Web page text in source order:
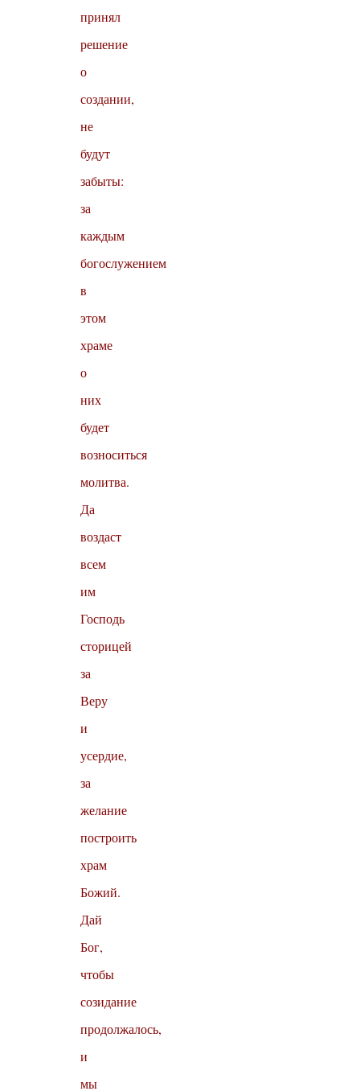
принял
решение
о
создании,
не
будут
забыты:
за
каждым
богослужением
в
этом
храме
о
них
будет
возноситься
молитва.
Да
воздаст
всем
им
Господь
сторицей
за
Веру
и
усердие,
за
желание
построить
храм
Божий.
Дай
Бог,
чтобы
созидание
продолжалось,
и
мы